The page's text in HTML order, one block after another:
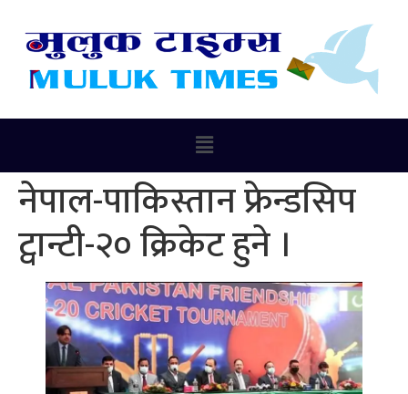
नेपाल-पाकिस्तान फ्रेन्डसिप
ट्वान्टी-२० क्रिकेट हुने ।